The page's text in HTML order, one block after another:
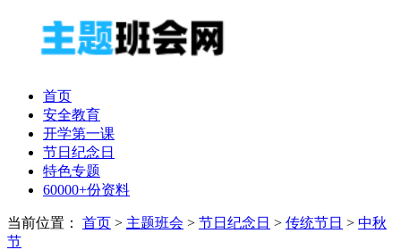
首页
安全教育
开学第一课
节日纪念日
特色专题
60000+份资料
当前位置： 首页 > 主题班会 > 节日纪念日 > 传统节日 > 中秋
节